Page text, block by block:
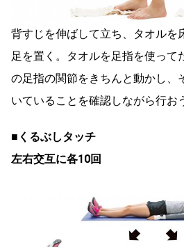
背すじを伸ばして立ち、タオルを
足を置く。タオルを足指を使って
の足指の関節をきちんと動かし、
いていることを確認しながら行お
■くるぶしタッチ
左右交互に各10回